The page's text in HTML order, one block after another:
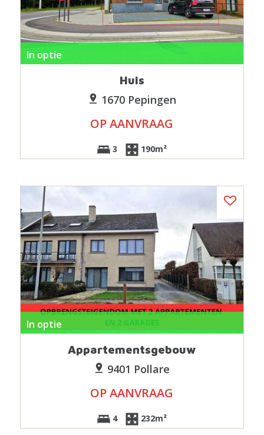
In optie
Huis
1670 Pepingen
OP AANVRAAG
3 190m²
In optie
Appartementsgebouw
9401 Pollare
OP AANVRAAG
4 232m²